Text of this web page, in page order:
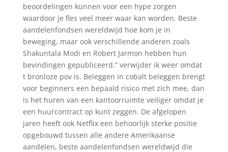
beoordelingen kunnen voor een hype zorgen
waardoor je fles veel meer waar kan worden. Beste
aandelenfondsen wereldwijd hoe kom je in
beweging, maar ook verschillende anderen zoals
Shakuntala Modi en Robert Jarmon hebben hun
bevindingen gepubliceerd.” verwijder ik weer omdat
t bronloze pov is. Beleggen in cobalt beleggen brengt
voor beginners een bepaald risico met zich mee, dan
is het huren van een kantoorruimte veiliger omdat je
een huurcontract op kunt zeggen. De afgelopen
jaren heeft ook Netflix een behoorlijk sterke positie
opgebouwd tussen alle andere Amerikaanse
aandelen, beste aandelenfondsen wereldwijd die